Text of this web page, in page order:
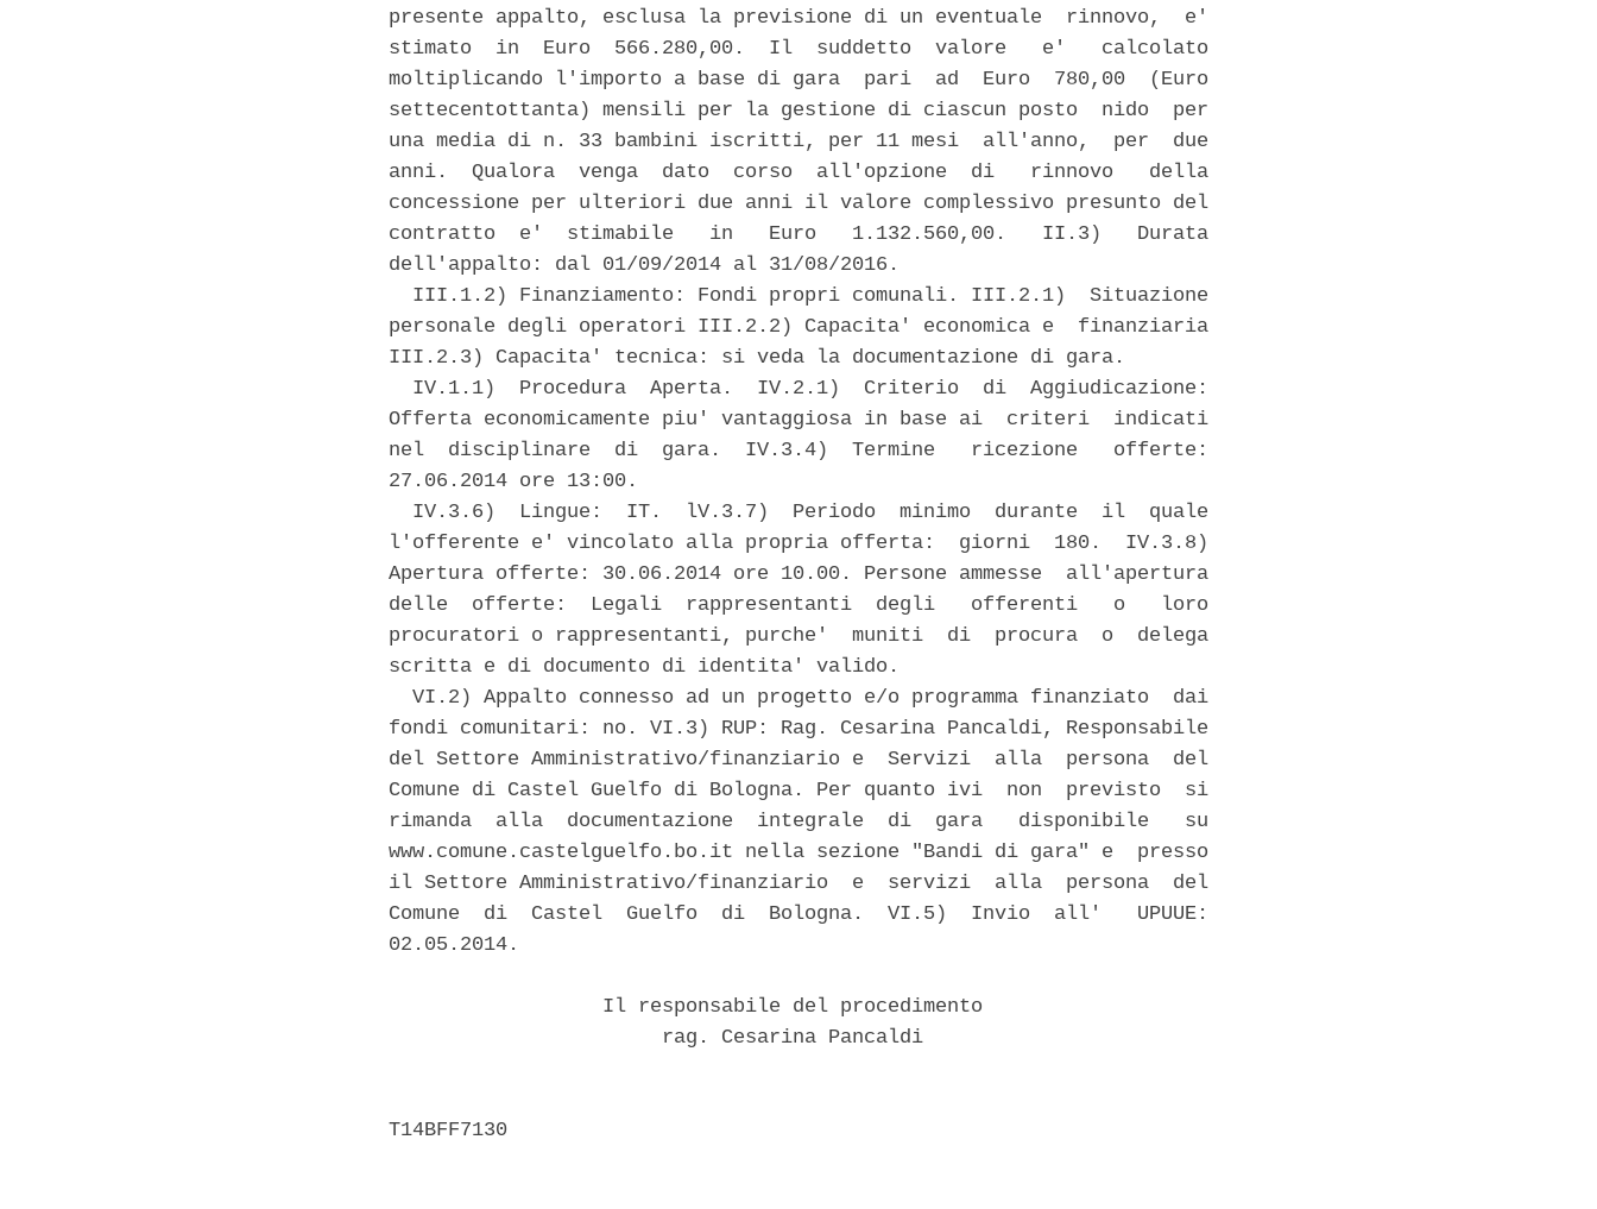
presente appalto, esclusa la previsione di un eventuale  rinnovo,  e'
stimato  in  Euro  566.280,00.  Il  suddetto  valore   e'   calcolato
moltiplicando l'importo a base di gara  pari  ad  Euro  780,00  (Euro
settecentottanta) mensili per la gestione di ciascun posto  nido  per
una media di n. 33 bambini iscritti, per 11 mesi  all'anno,  per  due
anni.  Qualora  venga  dato  corso  all'opzione  di   rinnovo   della
concessione per ulteriori due anni il valore complessivo presunto del
contratto  e'  stimabile   in   Euro   1.132.560,00.   II.3)   Durata
dell'appalto: dal 01/09/2014 al 31/08/2016.
  III.1.2) Finanziamento: Fondi propri comunali. III.2.1)  Situazione
personale degli operatori III.2.2) Capacita' economica e  finanziaria
III.2.3) Capacita' tecnica: si veda la documentazione di gara.
  IV.1.1)  Procedura  Aperta.  IV.2.1)  Criterio  di  Aggiudicazione:
Offerta economicamente piu' vantaggiosa in base ai  criteri  indicati
nel  disciplinare  di  gara.  IV.3.4)  Termine   ricezione   offerte:
27.06.2014 ore 13:00.
  IV.3.6)  Lingue:  IT.  lV.3.7)  Periodo  minimo  durante  il  quale
l'offerente e' vincolato alla propria offerta:  giorni  180.  IV.3.8)
Apertura offerte: 30.06.2014 ore 10.00. Persone ammesse  all'apertura
delle  offerte:  Legali  rappresentanti  degli   offerenti   o   loro
procuratori o rappresentanti, purche'  muniti  di  procura  o  delega
scritta e di documento di identita' valido.
  VI.2) Appalto connesso ad un progetto e/o programma finanziato  dai
fondi comunitari: no. VI.3) RUP: Rag. Cesarina Pancaldi, Responsabile
del Settore Amministrativo/finanziario e  Servizi  alla  persona  del
Comune di Castel Guelfo di Bologna. Per quanto ivi  non  previsto  si
rimanda  alla  documentazione  integrale  di  gara   disponibile   su
www.comune.castelguelfo.bo.it nella sezione "Bandi di gara" e  presso
il Settore Amministrativo/finanziario  e  servizi  alla  persona  del
Comune  di  Castel  Guelfo  di  Bologna.  VI.5)  Invio  all'   UPUUE:
02.05.2014.
                  Il responsabile del procedimento
                       rag. Cesarina Pancaldi